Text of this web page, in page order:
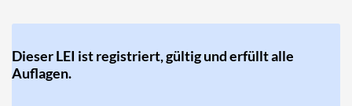
Dieser LEI ist registriert, gültig und erfüllt alle
Auflagen.